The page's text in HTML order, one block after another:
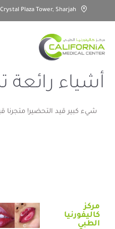
Plaza Tower, Sharjah
أشياء رائعة
شيء كبير قيد التحضير! متجرنا
مركز
كاليفورنيا
الطبي